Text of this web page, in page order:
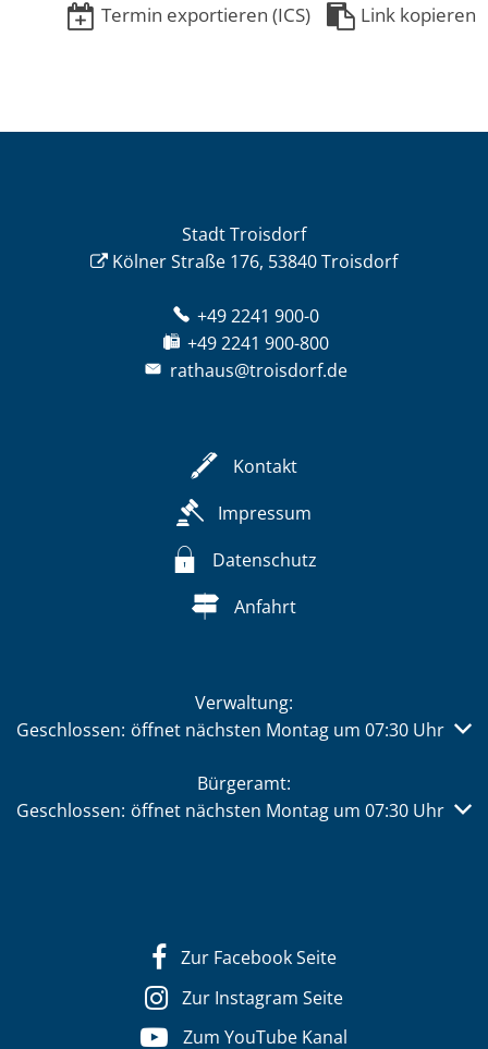
Termin exportieren (ICS)
Link kopieren
Stadt Troisdorf
Kölner Straße 176, 53840 Troisdorf
+49 2241 900-0
+49 2241 900-800
rathaus@troisdorf.de
Kontakt
Impressum
Datenschutz
Anfahrt
Verwaltung:
Klicken, um weitere Öffnungs- oder Schließzeiten
Geschlossen: öffnet nächsten Montag um 07:30 Uhr
Bürgeramt:
Klicken, um weitere Öffnungs- oder Schließzeiten
Geschlossen: öffnet nächsten Montag um 07:30 Uhr
Zur Facebook Seite
Zur Instagram Seite
Zum YouTube Kanal